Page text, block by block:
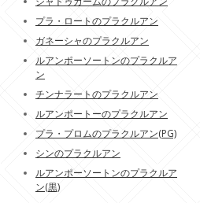
プラ・ロートのプラクルアン
ガネーシャのプラクルアン
ルアンポーソートンのプラクルア
ン
チンナラートのプラクルアン
ルアンポートーのプラクルアン
プラ・プロムのプラクルアン(PG)
シンのプラクルアン
ルアンポーソートンのプラクルア
ン(黒)